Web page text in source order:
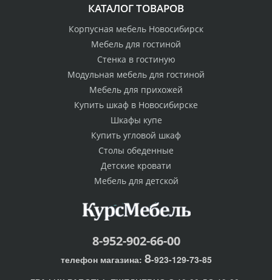
КАТАЛОГ ТОВАРОВ
Корпусная мебель Новосибирск
Мебель для гостиной
Стенка в гостиную
Модульная мебель для гостиной
Мебель для прихожей
Купить шкаф в Новосибирске
Шкафы купе
Купить угловой шкаф
Столы обеденные
Детские кровати
Мебель для детской
8-952-902-66-00
телефон магазина: 8-923-129-73-85